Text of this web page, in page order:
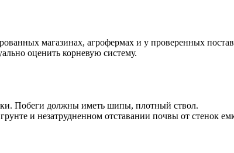
магазинах, агрофермах и у проверенных
оценить корневую систему.
Побеги должны иметь шипы, плотный ствол.
и незатрудненном отставании почвы от стенок